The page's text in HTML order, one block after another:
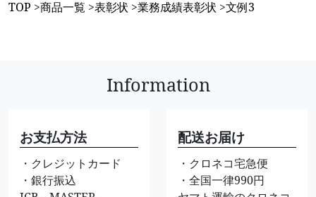
TOP >商品一覧 >表彰状 >業務成績表彰状 >文例3
Information
お支払方法
・クレジットカード
・銀行振込
配送お届け
・クロネコ宅急便
・全国一律990円